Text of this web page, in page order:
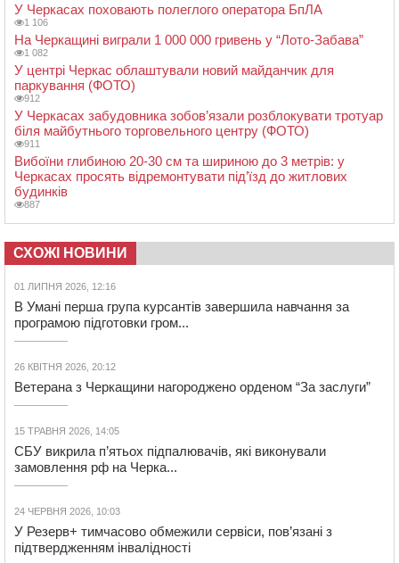
У Черкасах поховають полеглого оператора БпЛА
1 106
На Черкащині виграли 1 000 000 гривень у “Лото-Забава”
1 082
У центрі Черкас облаштували новий майданчик для
паркування (ФОТО)
912
У Черкасах забудовника зобов’язали розблокувати тротуар
біля майбутнього торговельного центру (ФОТО)
911
Вибоїни глибиною 20-30 см та шириною до 3 метрів: у
Черкасах просять відремонтувати під’їзд до житлових
будинків
887
СХОЖІ НОВИНИ
01 ЛИПНЯ 2026, 12:16
В Умані перша група курсантів завершила навчання за
програмою підготовки гром...
26 КВІТНЯ 2026, 20:12
Ветерана з Черкащини нагороджено орденом “За заслуги”
15 ТРАВНЯ 2026, 14:05
СБУ викрила п’ятьох підпалювачів, які виконували
замовлення рф на Черка...
24 ЧЕРВНЯ 2026, 10:03
У Резерв+ тимчасово обмежили сервіси, пов’язані з
підтвердженням інвалідності